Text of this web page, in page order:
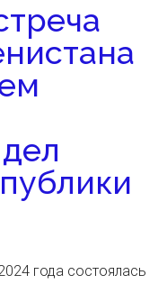
года состоялась